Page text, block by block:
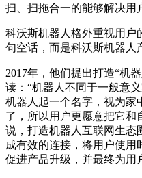
扫、扫拖合一的能够解决用
科沃斯机器人格外重视用户
句空话，而是科沃斯机器人
2017年，他们提出打造“机
读：“机器人不同于一般意
机器人起一个名字，视为家
了，所以用户更愿意把它和
说，打造机器人互联网生态
成有效的连接，将用户使
促进产品升级，并最终为用